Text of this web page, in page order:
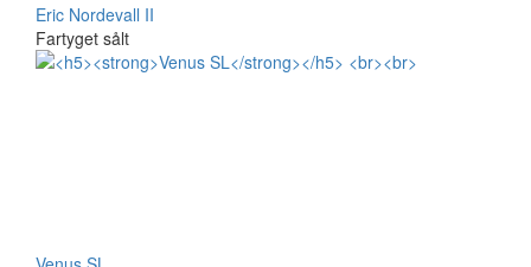
Eric Nordevall II
Fartyget sålt